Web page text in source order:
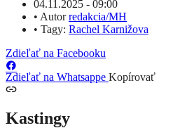
04.11.2025 - 09:00
• Autorredakcia/MH
• Tagy: Rachel Karnižova
Zdieľať na Facebooku
Zdieľať na Whatsappe Kopírovať
Kastingy